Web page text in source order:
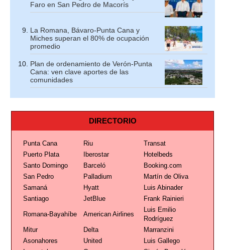
Faro en San Pedro de Macorís
La Romana, Bávaro-Punta Cana y
Miches superan el 80% de ocupación
promedio
Plan de ordenamiento de Verón-Punta
Cana: ven clave aportes de las
comunidades
DIRECTORIO
Punta Cana Riu
Transat
Puerto Plata
Iberostar
Hotelbeds
Santo Domingo
Barceló
Booking.com
San Pedro
Palladium
Martín de Oliva
Samaná
Hyatt
Luis Abinader
Santiago
JetBlue Frank Rainieri
Romana-Bayahíbe American Airlines
Luis Emilio
Rodríguez
Mitur
Delta
Marranzini
Asonahores
United
Luis Gallego